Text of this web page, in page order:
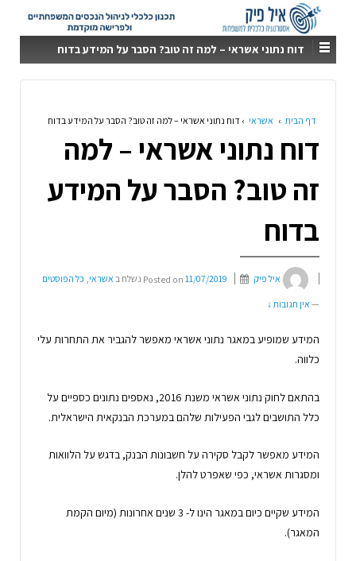
דוח נתוני אשראי – למה זה טוב? הסבר על המידע בדוח
דף הבית › אשראי › דוח נתוני אשראי – למה זה טוב? הסבר על המידע בדוח
דוח נתוני אשראי – למה
זה טוב? הסבר על המידע
בדוח
איל פיק Posted on 11/07/2019 נשלח ב אשראי, כל הפוסטים
— אין תגובות ↓
המידע שמופיע במאגר נתוני אשראי מאפשר להגביר את התחרות עלי
כלווה.
בהתאם לחוק נתוני אשראי משנת 2016, נאספים נתונים כספיים על
כלל התושבים לגבי הפעילות שלהם במערכת הבנקאית הישראלית.
המידע מאפשר לקבל סקירה על חשבונות הבנק, בדגש על הלוואות
ומסגרות אשראי, כפי שאפרט להלן.
המידע שקיים כיום במאגר הינו ל- 3 שנים אחרונות (מיום הקמת
המאגר).